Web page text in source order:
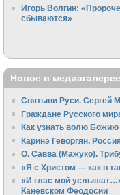
Игорь Волгин:
сбываются»
Новое в медиагалерее
Святыни Руси. Сергей
Граждане Русского
Как узнать волю
Каринэ Геворгян.
О. Савва (Мажуко).
«Я с Христом — как в
«И глас мой
Каневском Феодосии